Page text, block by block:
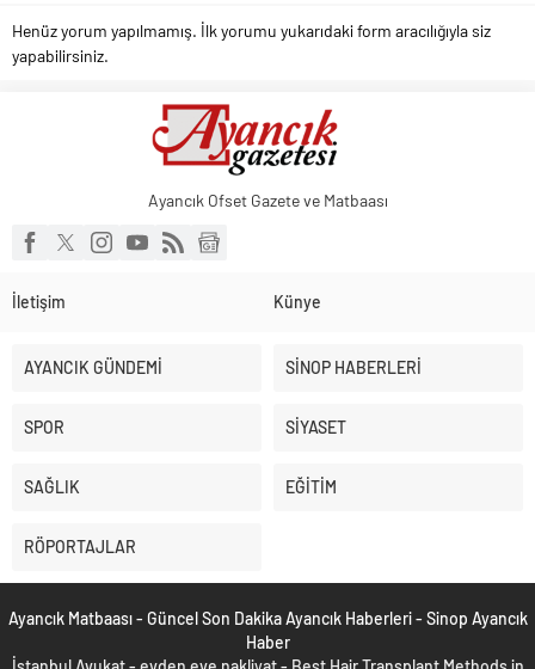
Henüz yorum yapılmamış. İlk yorumu yukarıdaki form aracılığıyla siz
yapabilirsiniz.
Ayancık Ofset Gazete ve Matbaası
İletişim Künye
AYANCIK GÜNDEMİ SİNOP HABERLERİ
SPOR SİYASET
SAĞLIK EĞİTİM
RÖPORTAJLAR
Ayancık Matbaası - Güncel Son Dakika Ayancık Haberleri - Sinop Ayancık
Haber